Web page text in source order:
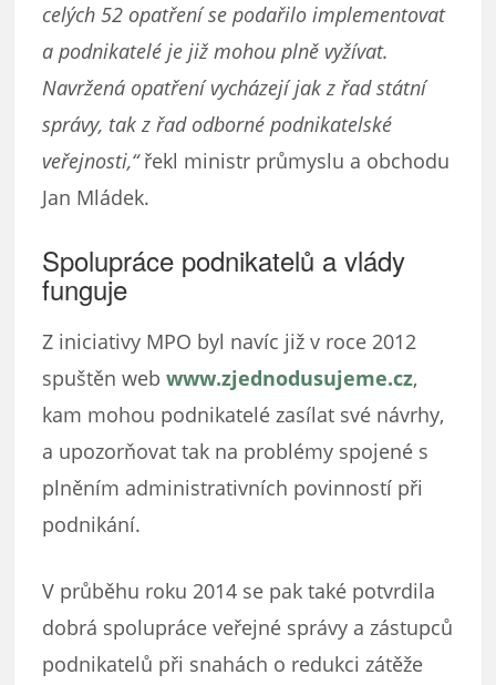
celých 52 opatření se podařilo implementovat
a podnikatelé je již mohou plně vyžívat.
Navržená opatření vycházejí jak z řad státní
správy, tak z řad odborné podnikatelské
veřejnosti,“řekl ministr průmyslu a obchodu
Jan Mládek.
Spolupráce podnikatelů a vlády
funguje
Z iniciativy MPO byl navíc již v roce 2012
spuštěn webwww.zjednodusujeme.cz,
kam mohou podnikatelé zasílat své návrhy,
a upozorňovat tak na problémy spojené s
plněním administrativních povinností při
podnikání.
V průběhu roku 2014 se pak také potvrdila
dobrá spolupráce veřejné správy a zástupců
podnikatelů při snahách o redukci zátěže